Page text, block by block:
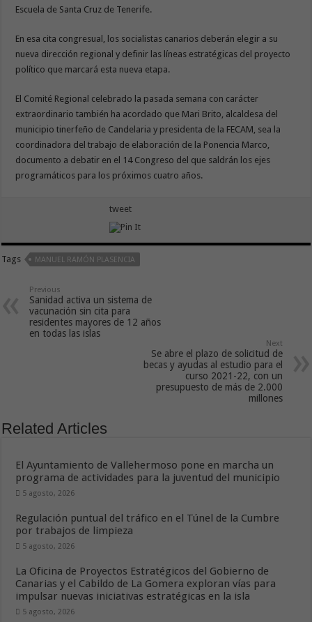
Escuela de Santa Cruz de Tenerife.
En esa cita congresual, los socialistas canarios deberán elegir a su
nueva dirección regional y definir las líneas estratégicas del proyecto
político que marcará esta nueva etapa.
El Comité Regional celebrado la pasada semana con carácter
extraordinario también ha acordado que Mari Brito, alcaldesa del
municipio tinerfeño de Candelaria y presidenta de la FECAM, sea la
coordinadora del trabajo de elaboración de la Ponencia Marco,
documento a debatir en el 14 Congreso del que saldrán los ejes
programáticos para los próximos cuatro años.
tweet
Tags MANUEL RAMÓN PLASENCIA
Previous
Sanidad activa un sistema de
vacunación sin cita para
residentes mayores de 12 años
en todas las islas
Next
Se abre el plazo de solicitud de
becas y ayudas al estudio para el
curso 2021-22, con un
presupuesto de más de 2.000
millones
Related Articles
El Ayuntamiento de Vallehermoso pone en marcha un
programa de actividades para la juventud del municipio
5 agosto, 2026
Regulación puntual del tráfico en el Túnel de la Cumbre
por trabajos de limpieza
5 agosto, 2026
La Oficina de Proyectos Estratégicos del Gobierno de
Canarias y el Cabildo de La Gomera exploran vías para
impulsar nuevas iniciativas estratégicas en la isla
5 agosto, 2026